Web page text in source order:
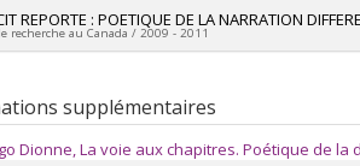
de subvention :PVXXXXXX-(RE) Soutien
principal :Ugo Dionne
:Madeleine Jeay
REPORTE : POETIQUE DE LA NARRATION
recherche au Canada / 2009 - 2011
supplémentaires
Dionne, La voie aux chapitres. Poétique de